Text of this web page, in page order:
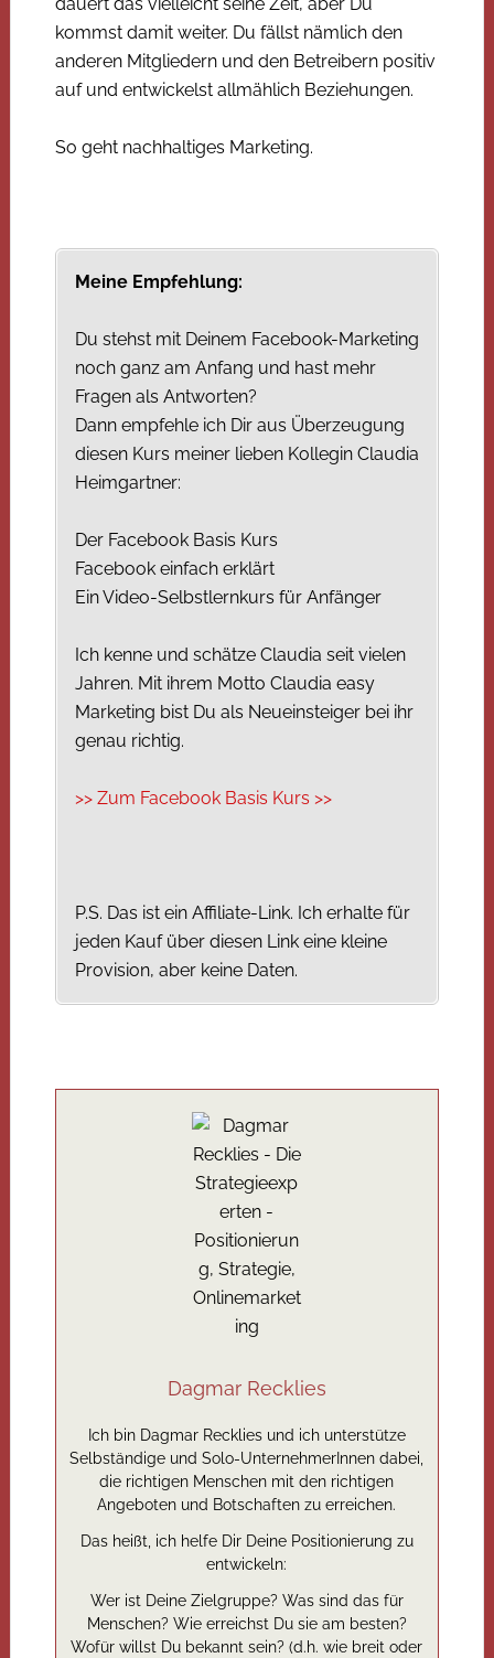
kommst damit weiter. Du fällst nämlich den
anderen Mitgliedern und den Betreibern positiv
auf und entwickelst allmählich Beziehungen.
So geht nachhaltiges Marketing.
Meine Empfehlung:
Du stehst mit Deinem Facebook-Marketing
noch ganz am Anfang und hast mehr
Fragen als Antworten?
Dann empfehle ich Dir aus Überzeugung
diesen Kurs meiner lieben Kollegin Claudia
Heimgartner:
Der Facebook Basis Kurs
Facebook einfach erklärt
Ein Video-Selbstlernkurs für Anfänger
Ich kenne und schätze Claudia seit vielen
Jahren. Mit ihrem Motto Claudia easy
Marketing bist Du als Neueinsteiger bei ihr
genau richtig.
>> Zum Facebook Basis Kurs >>
P.S. Das ist ein Affiliate-Link. Ich erhalte für
jeden Kauf über diesen Link eine kleine
Provision, aber keine Daten.
Dagmar Recklies
Ich bin Dagmar Recklies und ich unterstütze
Selbständige und Solo-UnternehmerInnen dabei,
die richtigen Menschen mit den richtigen
Angeboten und Botschaften zu erreichen.
Das heißt, ich helfe Dir Deine Positionierung zu
entwickeln:
Wer ist Deine Zielgruppe? Was sind das für
Menschen? Wie erreichst Du sie am besten?
Wofür willst Du bekannt sein? (d.h. wie breit oder